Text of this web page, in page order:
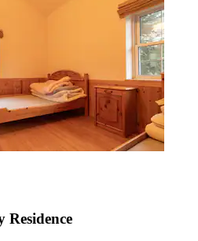
Residence